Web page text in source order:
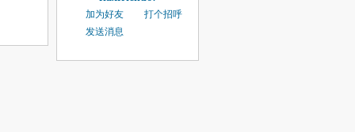
加为好友
打个招呼
发送消息